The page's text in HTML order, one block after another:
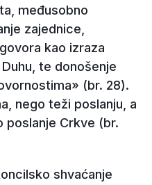
međusobno
zajednice,
kao izraza
te donošenje
(br. 28).
nego teži poslanju, a
poslanje Crkve (br.
shvaćanje